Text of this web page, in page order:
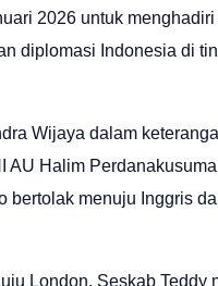
2026 untuk
diplomasi Indonesia di
Wijaya dalam
AU Halim
bertolak menuju Inggris
London, Seskab